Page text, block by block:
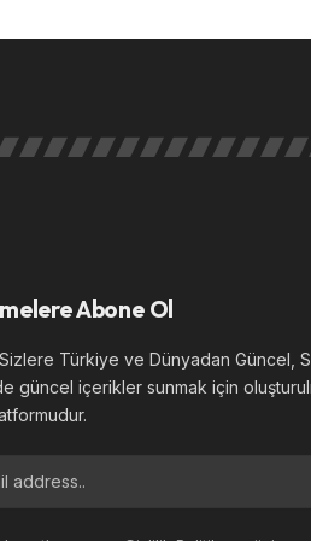
Abone Ol
Türkiye ve Dünyadan Güncel,
güncel içerikler sunmak için